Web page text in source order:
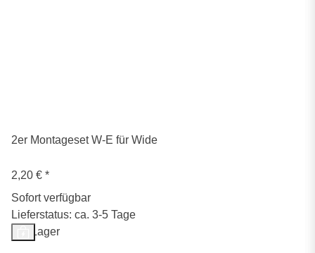
2er Montageset W-E für Wide
2,20 € *
Sofort verfügbar
Lieferstatus: ca. 3-5 Tage
Auf Lager